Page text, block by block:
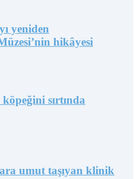
yeniden
hikâyesi
sırtında
umut taşıyan klinik